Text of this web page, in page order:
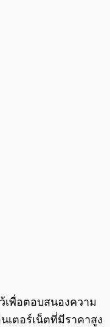
เพื่อตอบสนองความ
เตอร์เน็ตที่มีราคาสูง